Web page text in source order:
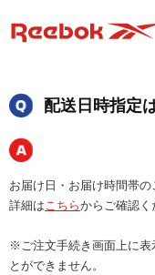
配送日時指定
お届け日・お届け時間帯の
詳細は こちらからご確認く
※ご注文手続き画面上に表
とができません。